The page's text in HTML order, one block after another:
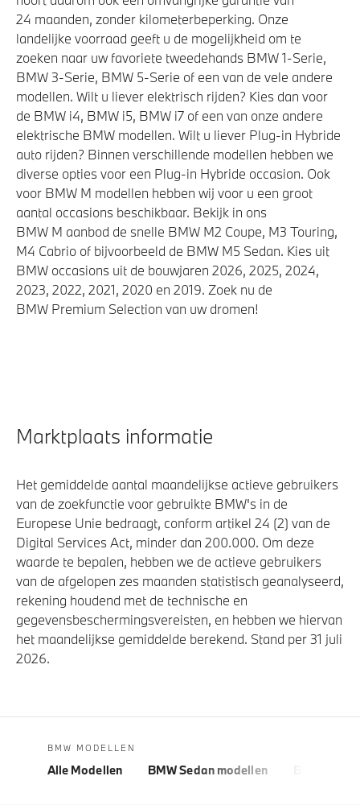
24 maanden, zonder kilometerbeperking. Onze
landelijke voorraad geeft u de mogelijkheid om te
zoeken naar uw favoriete tweedehands BMW 1-Serie,
BMW 3-Serie, BMW 5-Serie of een van de vele andere
modellen. Wilt u liever elektrisch rijden? Kies dan voor
de BMW i4, BMW i5, BMW i7 of een van onze andere
elektrische BMW modellen. Wilt u liever Plug-in Hybride
auto rijden? Binnen verschillende modellen hebben we
diverse opties voor een Plug-in Hybride occasion. Ook
voor BMW M modellen hebben wij voor u een groot
aantal occasions beschikbaar. Bekijk in ons
BMW M aanbod de snelle BMW M2 Coupe, M3 Touring,
M4 Cabrio of bijvoorbeeld de BMW M5 Sedan. Kies uit
BMW occasions uit de bouwjaren 2026, 2025, 2024,
2023, 2022, 2021, 2020 en 2019. Zoek nu de
BMW Premium Selection van uw dromen!
Marktplaats informatie
Het gemiddelde aantal maandelijkse actieve gebruikers
van de zoekfunctie voor gebruikte BMW's in de
Europese Unie bedraagt, conform artikel 24 (2) van de
Digital Services Act, minder dan 200.000. Om deze
waarde te bepalen, hebben we de actieve gebruikers
van de afgelopen zes maanden statistisch geanalyseerd,
rekening houdend met de technische en
gegevensbeschermingsvereisten, en hebben we hiervan
het maandelijkse gemiddelde berekend. Stand per 31 juli
2026.
BMW MODELLEN
Alle Modellen BMW Sedan modellen